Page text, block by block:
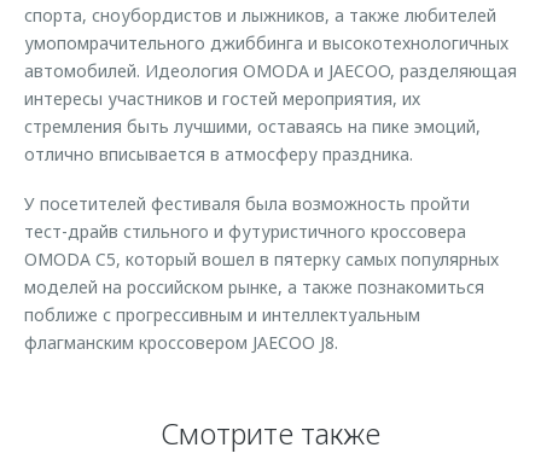
спорта, сноубордистов и лыжников, а также любителей
умопомрачительного джиббинга и высокотехнологичных
автомобилей. Идеология OMODA и JAECOO, разделяющая
интересы участников и гостей мероприятия, их
стремления быть лучшими, оставаясь на пике эмоций,
отлично вписывается в атмосферу праздника.
У посетителей фестиваля была возможность пройти
тест-драйв стильного и футуристичного кроссовера
OMODA C5, который вошел в пятерку самых популярных
моделей на российском рынке, а также познакомиться
поближе с прогрессивным и интеллектуальным
флагманским кроссовером JAECOO J8.
Смотрите также